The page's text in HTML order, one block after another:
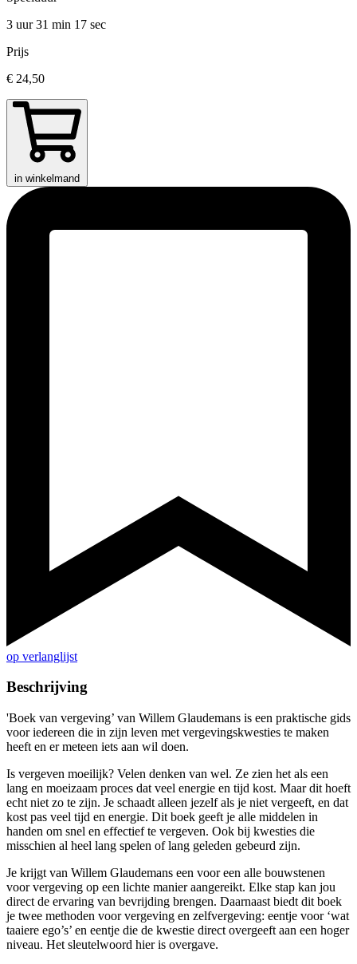
3 uur 31 min 17 sec
Prijs
€ 24,50
in winkelmand
op verlanglijst
Beschrijving
'Boek van vergeving’ van Willem Glaudemans is een praktische gids
voor iedereen die in zijn leven met vergevingskwesties te maken
heeft en er meteen iets aan wil doen.
Is vergeven moeilijk? Velen denken van wel. Ze zien het als een
lang en moeizaam proces dat veel energie en tijd kost. Maar dit hoeft
echt niet zo te zijn. Je schaadt alleen jezelf als je niet vergeeft, en dat
kost pas veel tijd en energie. Dit boek geeft je alle middelen in
handen om snel en effectief te vergeven. Ook bij kwesties die
misschien al heel lang spelen of lang geleden gebeurd zijn.
Je krijgt van Willem Glaudemans een voor een alle bouwstenen
voor vergeving op een lichte manier aangereikt. Elke stap kan jou
direct de ervaring van bevrijding brengen. Daarnaast biedt dit boek
je twee methoden voor vergeving en zelfvergeving: eentje voor ‘wat
taaiere ego’s’ en eentje die de kwestie direct overgeeft aan een hoger
niveau. Het sleutelwoord hier is overgave.